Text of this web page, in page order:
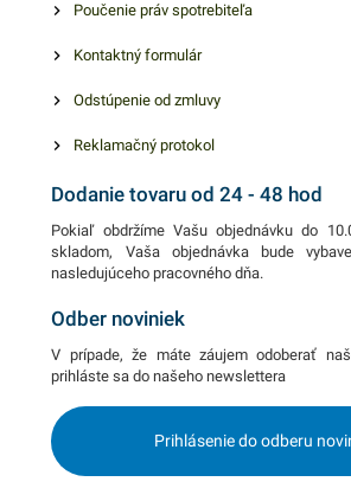
Poučenie práv spotrebiteľa
Kontaktný formulár
Odstúpenie od zmluvy
Reklamačný protokol
Dodanie tovaru od 24 - 48 hod
Pokiaľ obdržíme Vašu objednávku do
skladom, Vaša objednávka bude
nasledujúceho pracovného dňa.
Odber noviniek
V prípade, že máte záujem odoberať
prihláste sa do našeho newslettera
Prihlásenie do odberu